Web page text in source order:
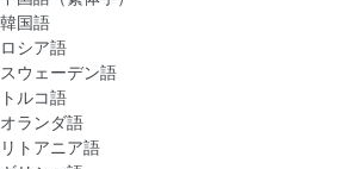
韓国語
ロシア語
スウェーデン語
トルコ語
オランダ語
リトアニア語